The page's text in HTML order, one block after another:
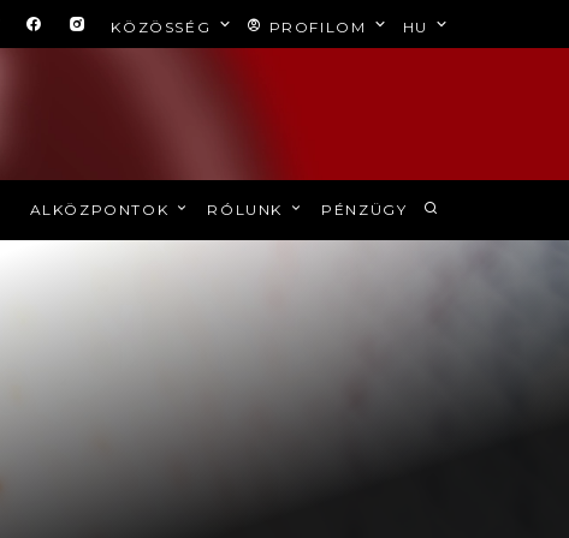
KÖZÖSSÉG PROFILOM HU
ALKÖZPONTOK RÓLUNK PÉNZÜGY